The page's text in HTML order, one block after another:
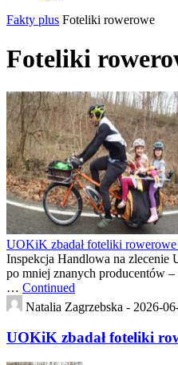
Fakty plus Foteliki rowerowe
Foteliki
UOKiK zbadał foteliki rowerowe
Inspekcja Handlowa na zlecenie
po mniej znanych producentów
… Continued
Natalia Zagrzebska - 2026-
UOKiK zbadał foteliki